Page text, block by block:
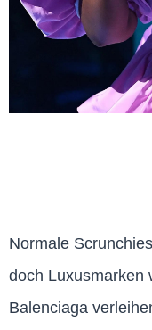
Normale
doch Luxusmarken
Balenciaga